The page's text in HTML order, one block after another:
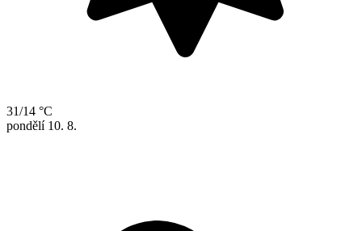
31/14 °C
pondělí 10. 8.